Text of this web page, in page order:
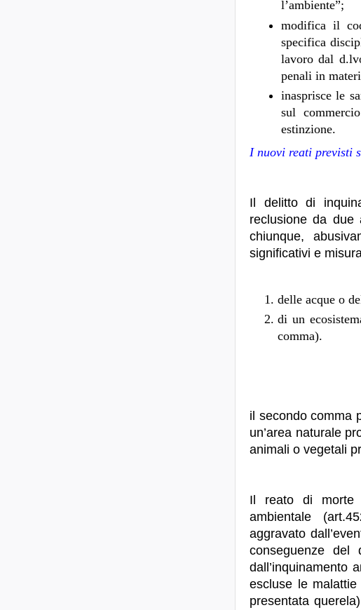
l’ambiente”;
modifica il
specifica
lavoro dal
penali in
inasprisce le
sul
estinzione.
I nuovi reati previsti
Il delitto di
reclusione da
chiunque,
significativi e
delle acque o
di un
comma).
il secondo comma
un’area naturale
animali o vegetali
Il reato di morte
ambientale
aggravato
conseguenze
dall’inquinamento
escluse le
presentata